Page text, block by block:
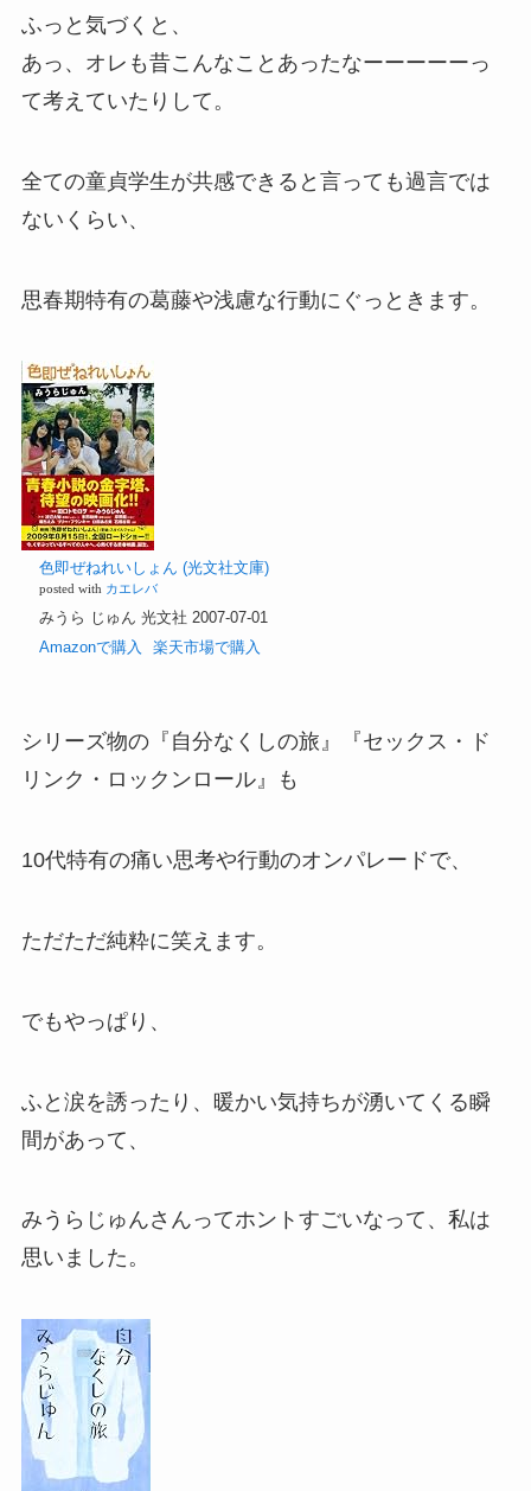
ふっと気づくと、
あっ、オレも昔こんなことあったなーーーーーっ
て考えていたりして。
全ての童貞学生が共感できると言っても過言では
ないくらい、
思春期特有の葛藤や浅慮な行動にぐっときます。
色即ぜねれいしょん (光文社文庫)
posted with カエレバ
みうら じゅん 光文社 2007-07-01
Amazonで購入
楽天市場で購入
シリーズ物の『自分なくしの旅』『セックス・ド
リンク・ロックンロール』も
10代特有の痛い思考や行動のオンパレードで、
ただただ純粋に笑えます。
でもやっぱり、
ふと涙を誘ったり、暖かい気持ちが湧いてくる瞬
間があって、
みうらじゅんさんってホントすごいなって、私は
思いました。